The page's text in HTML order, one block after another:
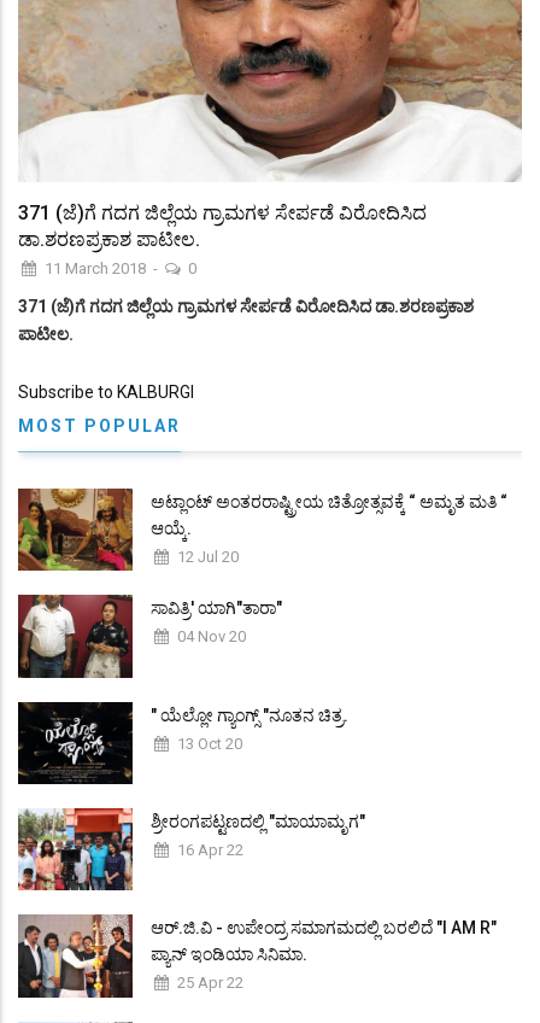
371 (ಜೆ)ಗೆ ಗದಗ ಜಿಲ್ಲೆಯ ಗ್ರಾಮಗಳ ಸೇರ್ಪಡೆ ವಿರೋದಿಸಿದ
ಡಾ.ಶರಣಪ್ರಕಾಶ ಪಾಟೀಲ.
11 March 2018 - 0
371 (ಜೆ)ಗೆ ಗದಗ ಜಿಲ್ಲೆಯ ಗ್ರಾಮಗಳ ಸೇರ್ಪಡೆ ವಿರೋದಿಸಿದ ಡಾ.ಶರಣಪ್ರಕಾಶ
ಪಾಟೀಲ.
Subscribe to KALBURGI
MOST POPULAR
ಅಟ್ಲಾಂಟ್ ಅಂತರರಾಷ್ಟ್ರೀಯ ಚಿತ್ರೋತ್ಸವಕ್ಕೆ “ ಅಮೃತ ಮತಿ “
ಆಯ್ಕೆ.
12 Jul 20
ಸಾವಿತ್ರಿ' ಯಾಗಿ"ತಾರಾ"
04 Nov 20
" ಯೆಲ್ಲೋ ಗ್ಯಾಂಗ್ಸ್ "ನೂತನ ಚಿತ್ರ.
13 Oct 20
ಶ್ರೀರಂಗಪಟ್ಟಣದಲ್ಲಿ "ಮಾಯಾಮೃಗ"
16 Apr 22
ಆರ್.ಜಿ.ವಿ - ಉಪೇಂದ್ರ ಸಮಾಗಮದಲ್ಲಿ ಬರಲಿದೆ "I AM R"
ಪ್ಯಾನ್ ಇಂಡಿಯಾ ಸಿನಿಮಾ.
25 Apr 22